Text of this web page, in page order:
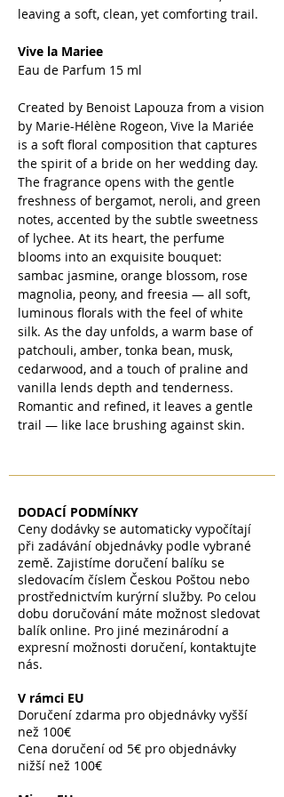
leaving a soft, clean, yet comforting trail.
Vive la Mariee
Eau de Parfum 15 ml
Created by Benoist Lapouza from a vision
by Marie-Hélène Rogeon, Vive la Mariée
is a soft floral composition that captures
the spirit of a bride on her wedding day.
The fragrance opens with the gentle
freshness of bergamot, neroli, and green
notes, accented by the subtle sweetness
of lychee. At its heart, the perfume
blooms into an exquisite bouquet:
sambac jasmine, orange blossom, rose
magnolia, peony, and freesia — all soft,
luminous florals with the feel of white
silk. As the day unfolds, a warm base of
patchouli, amber, tonka bean, musk,
cedarwood, and a touch of praline and
vanilla lends depth and tenderness.
Romantic and refined, it leaves a gentle
trail — like lace brushing against skin.
DODACÍ PODMÍNKY
Ceny dodávky se automaticky vypočítají
při zadávání objednávky podle vybrané
země. Zajistíme doručení balíku se
sledovacím číslem Českou Poštou nebo
prostřednictvím kurýrní služby. Po celou
dobu doručování máte možnost sledovat
balík online. Pro jiné mezinárodní a
expresní možnosti doručení, kontaktujte
nás.
V rámci EU
Doručení zdarma pro objednávky vyšší
než 100€
Cena doručení od 5€ pro objednávky
nižší než 100€